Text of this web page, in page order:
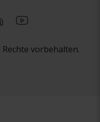
vorbehalten.